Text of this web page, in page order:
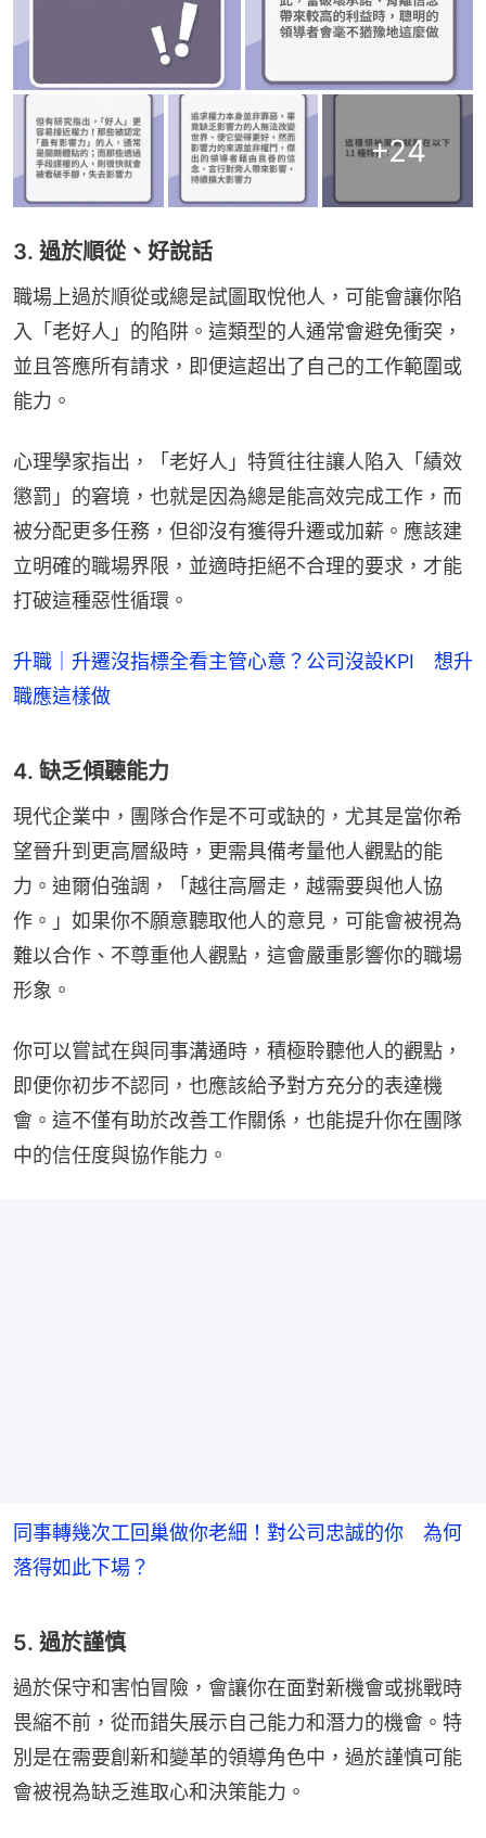
+24
3. 過於順從、好說話
職場上過於順從或總是試圖取悅他人，可能會讓你陷
入「老好人」的陷阱。這類型的人通常會避免衝突，
並且答應所有請求，即便這超出了自己的工作範圍或
能力。
心理學家指出，「老好人」特質往往讓人陷入「績效
懲罰」的窘境，也就是因為總是能高效完成工作，而
被分配更多任務，但卻沒有獲得升遷或加薪。應該建
立明確的職場界限，並適時拒絕不合理的要求，才能
打破這種惡性循環。
升職｜升遷沒指標全看主管心意？公司沒設KPI 想升
職應這樣做
4. 缺乏傾聽能力
現代企業中，團隊合作是不可或缺的，尤其是當你希
望晉升到更高層級時，更需具備考量他人觀點的能
力。迪爾伯強調，「越往高層走，越需要與他人協
作。」如果你不願意聽取他人的意見，可能會被視為
難以合作、不尊重他人觀點，這會嚴重影響你的職場
形象。
你可以嘗試在與同事溝通時，積極聆聽他人的觀點，
即便你初步不認同，也應該給予對方充分的表達機
會。這不僅有助於改善工作關係，也能提升你在團隊
中的信任度與協作能力。
同事轉幾次工回巢做你老細！對公司忠誠的你 為何
落得如此下場？
5. 過於謹慎
過於保守和害怕冒險，會讓你在面對新機會或挑戰時
畏縮不前，從而錯失展示自己能力和潛力的機會。特
別是在需要創新和變革的領導角色中，過於謹慎可能
會被視為缺乏進取心和決策能力。